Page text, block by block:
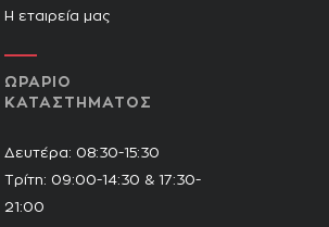
Η εταιρεία μας
ΩΡΑΡΙΟ
ΚΑΤΑΣΤΗΜΑΤΟΣ
Δευτέρα: 08:30-15:30
Τρίτη: 09:00-14:30 & 17:30-
21:00